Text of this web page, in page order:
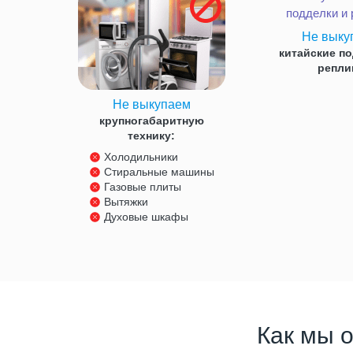
Не выкупаем
крупногабаритную
технику:
Холодильники
Стиральные машины
Газовые плиты
Вытяжки
Духовые шкафы
Не
китайские
Как мы